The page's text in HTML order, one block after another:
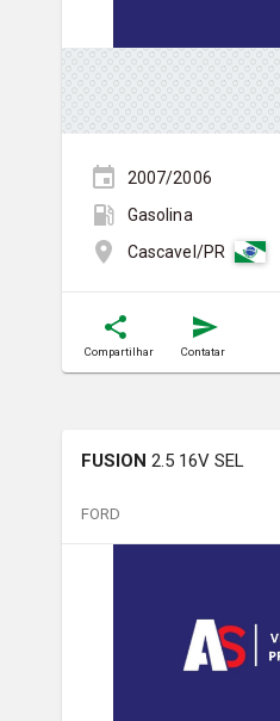
2007/2006
Gasolina
Cascavel/PR
Compartilhar Contatar
FUSION 2.5 16V SEL
FORD